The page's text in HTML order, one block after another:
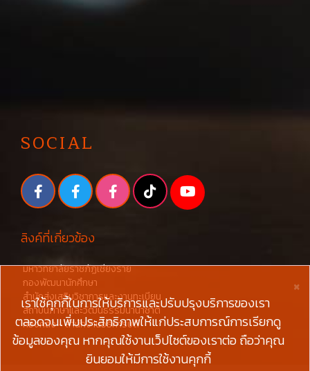
SOCIAL
ลิงค์ที่เกี่ยวข้อง
มหาวิทยาลัยราชภัฏเชียงราย
กองพัฒนานักศึกษา
สำนักส่งเสริมวิชาการและงานทะเบียน
สถาบันภาษาและวัฒนธรรมนานาชาติ
กองคลัง - สำนักงานอธิการบดี
×
เราใช้คุกกี้ในการให้บริการและปรับปรุงบริการของเรา
ตลอดจนเพิ่มประสิทธิภาพให้แก่ประสบการณ์การเรียกดู
ข้อมูลของคุณ หากคุณใช้งานเว็ปไซต์ของเราต่อ ถือว่าคุณ
ยินยอมให้มีการใช้งานคุกกี้